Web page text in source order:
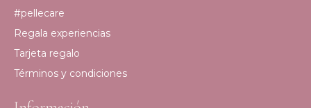
#pellecare
Regala experiencias
Tarjeta regalo
Términos y condiciones